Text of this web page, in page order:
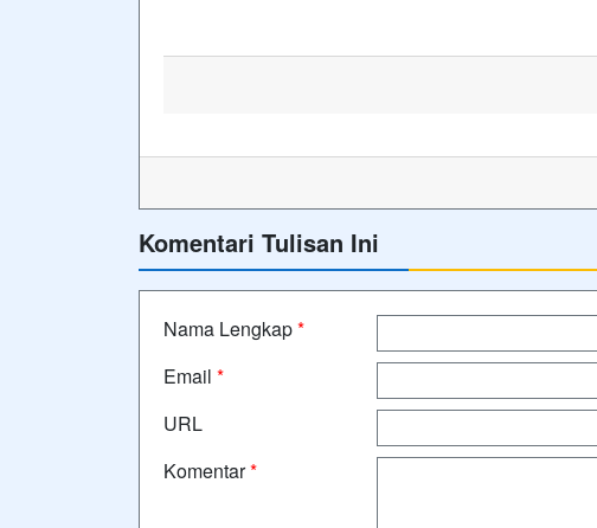
Komentari Tulisan Ini
Nama Lengkap*
Email *
URL
Komentar*